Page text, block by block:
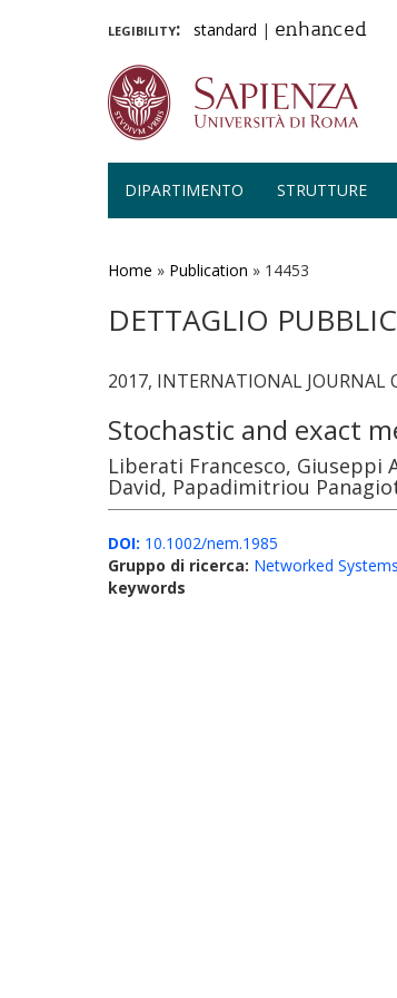
legibility: standard | enhanced
DIPARTIMENTO STRUTTURE
Home » Publication » 14453
DETTAGLIO
2017, INTERNATIONAL JOURNAL
Stochastic and exact
Liberati Francesco, Giuseppi
David, Papadimitriou
DOI: 10.1002/nem.1985
Gruppo di ricerca: Networked Systems
keywords